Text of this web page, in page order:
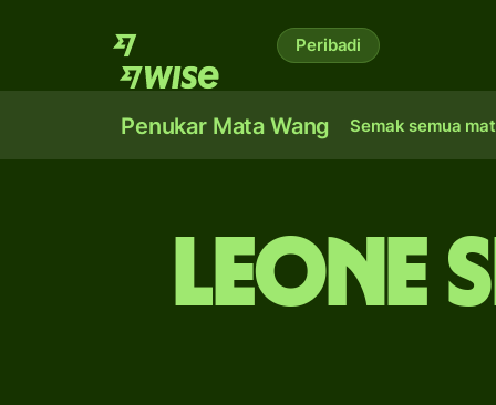
Peribadi
Penukar Mata Wang Semak semua
leone